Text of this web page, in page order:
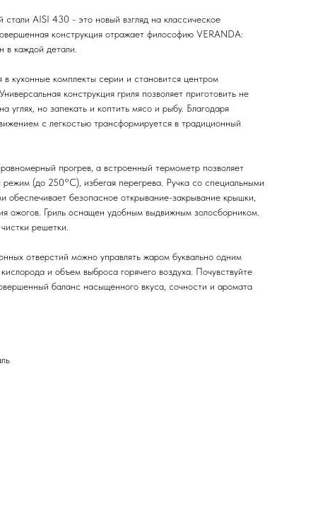
стали AISI 430 - это новый взгляд на классическое
конструкция отражает философию VERANDA:
в каждой детали.
в кухонные комплекты серии и становится центром
конструкция гриля позволяет приготовить не
углях, но запекать и коптить мясо и рыбу. Благодаря
с легкостью трансформируется в традиционный
прогрев, а встроенный термометр позволяет
режим (до 250°С), избегая перегрева. Ручка со специальными
обеспечивает безопасное открывание-закрывание крышки,
ожогов. Гриль оснащен удобным выдвижным золосборником.
решетки.
отверстий можно управлять жаром буквально одним
и объем выброса горячего воздуха. Почувствуйте
баланс насыщенного вкуса, сочности и аромата